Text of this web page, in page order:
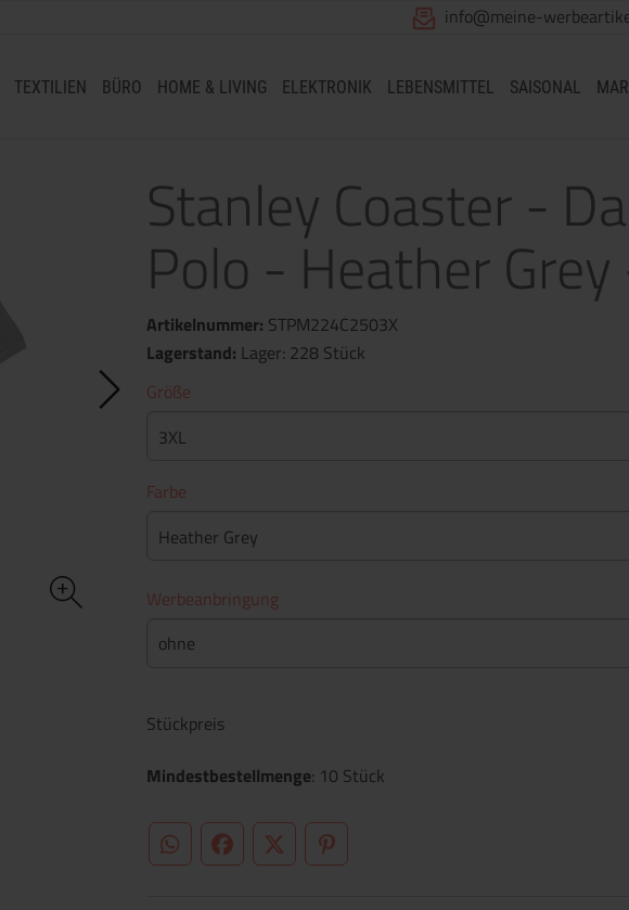
info@meine-
TEXTILIEN BÜRO HOME & LIVING ELEKTRONIK LEBENSMITTEL SAISONAL
Stanley Coaster -
Polo - Heather
Artikelnummer: STPM224C2503X
Lagerstand: Lager: 228 Stück
Größe
3XL
Farbe
Heather Grey
Werbeanbringung
ohne
Stückpreis
Mindestbestellmenge: 10 Stück
WhatsAppFacebookTwitterPinterest